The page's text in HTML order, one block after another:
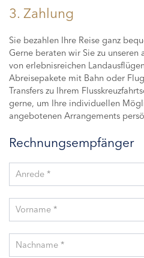
3. Zahlung
Sie bezahlen Ihre Reise ganz
Gerne beraten wir Sie zu unseren
von erlebnisreichen
Abreisepakete mit Bahn oder
Transfers zu Ihrem
gerne, um Ihre individuellen
angebotenen Arrangements
Rechnungsempfänger
Anrede *
Vorname *
Nachname *